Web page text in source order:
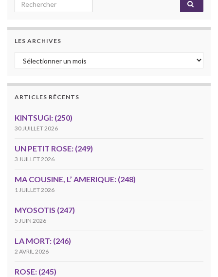
LES ARCHIVES
Les archives
ARTICLES RÉCENTS
KINTSUGI: (250)
30 JUILLET 2026
UN PETIT ROSE: (249)
3 JUILLET 2026
MA COUSINE, L’ AMERIQUE: (248)
1 JUILLET 2026
MYOSOTIS (247)
5 JUIN 2026
LA MORT: (246)
2 AVRIL 2026
ROSE: (245)